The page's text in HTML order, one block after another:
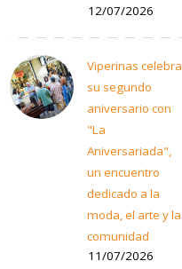
12/07/2026
Viperinas celebra
su segundo
aniversario con
"La
Aniversariada",
un encuentro
dedicado a la
moda, el arte y la
comunidad
11/07/2026